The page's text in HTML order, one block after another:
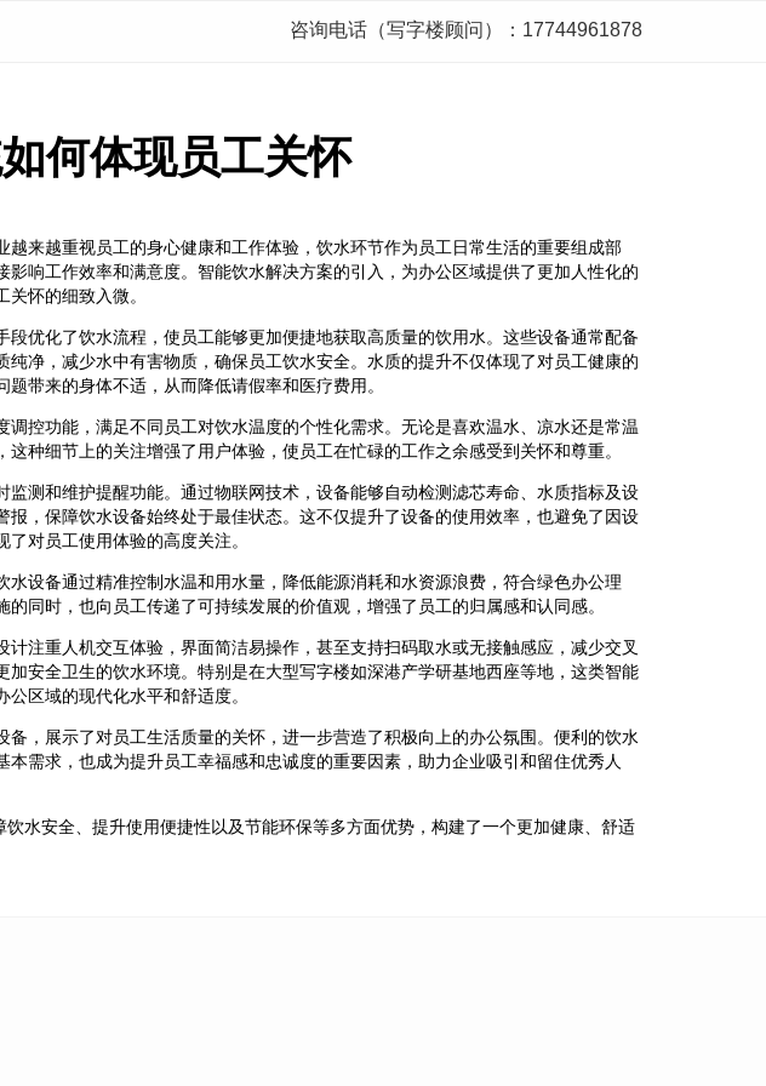
咨询电话（写字楼顾问）：17744961878
何体现员工关怀
越来越重视员工的身心健康和工作体验，饮水环节作为员工日常生活的重要组成部
影响工作效率和满意度。智能饮水解决方案的引入，为办公区域提供了更加人性化的
怀的细致入微。
段优化了饮水流程，使员工能够更加便捷地获取高质量的饮用水。这些设备通常配备
纯净，减少水中有害物质，确保员工饮水安全。水质的提升不仅体现了对员工健康的
题带来的身体不适，从而降低请假率和医疗费用。
调控功能，满足不同员工对饮水温度的个性化需求。无论是喜欢温水、凉水还是常温
这种细节上的关注增强了用户体验，使员工在忙碌的工作之余感受到关怀和尊重。
监测和维护提醒功能。通过物联网技术，设备能够自动检测滤芯寿命、水质指标及设
报，保障饮水设备始终处于最佳状态。这不仅提升了设备的使用效率，也避免了因设
对员工使用体验的高度关注。
水设备通过精准控制水温和用水量，降低能源消耗和水资源浪费，符合绿色办公理
的同时，也向员工传递了可持续发展的价值观，增强了员工的归属感和认同感。
计注重人机交互体验，界面简洁易操作，甚至支持扫码取水或无接触感应，减少交叉
加安全卫生的饮水环境。特别是在大型写字楼如深港产学研基地西座等地，这类智能
区域的现代化水平和舒适度。
备，展示了对员工生活质量的关怀，进一步营造了积极向上的办公氛围。便利的饮水
本需求，也成为提升员工幸福感和忠诚度的重要因素，助力企业吸引和留住优秀人
水安全、提升使用便捷性以及节能环保等多方面优势，构建了一个更加健康、舒适